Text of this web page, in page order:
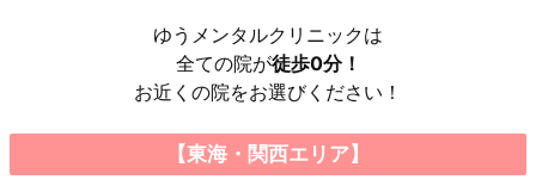
ゆうメンタルクリニックは
全ての院が徒歩0分！
お近くの院をお選びください！
【東海・関西エリア】